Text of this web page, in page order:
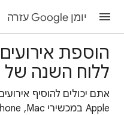
יומן Google עזרה
ללוח השנה של Apple
Apple במכשירי Mac, ‏iPhone ו-iPad.